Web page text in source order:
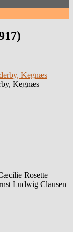
Kegnæs
Rosette
Ludwig Clausen